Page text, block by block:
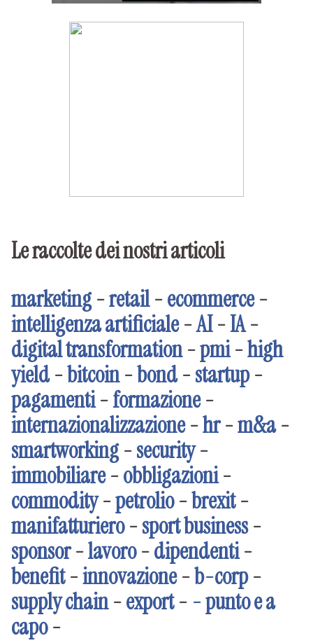
Le raccolte dei nostri articoli
marketing-retail-ecommerce-
intelligenza artificiale-AI-IA-
digital transformation-pmi-high
yield-bitcoin-bond-startup-
pagamenti-formazione-
internazionalizzazione-hr-m&a-
smartworking-security-
immobiliare-obbligazioni-
commodity-petrolio-brexit-
manifatturiero-sport business-
sponsor-lavoro-dipendenti-
benefit-innovazione-b-corp-
supply chain-export- - punto e a
capo-